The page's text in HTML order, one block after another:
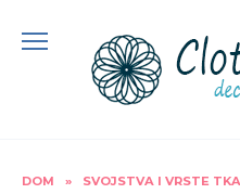
DOM » SVOJSTVA I VRSTE